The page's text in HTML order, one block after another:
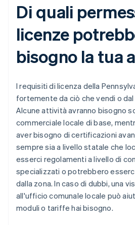
Di quali
licenze
bisogno la tua
I requisiti di licenza della
fortemente da ciò che vendi o
Alcune attività avranno bisogno
commerciale locale di base,
aver bisogno di certificazioni
sempre sia a livello statale che
esserci regolamenti a livello di
specializzati o potrebbero
dalla zona. In caso di dubbi, una
all'ufficio comunale locale può
moduli o tariffe hai bisogno.